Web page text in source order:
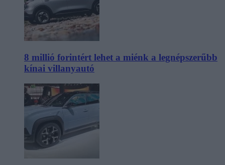
8 millió forintért lehet a miénk a legnépszerűbb
kínai villanyautó